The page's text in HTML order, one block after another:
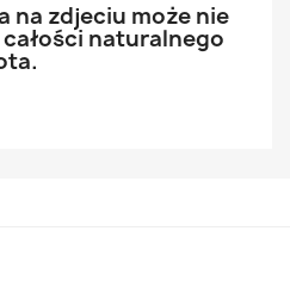
na zdjeciu może nie
naturalnego